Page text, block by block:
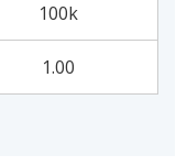
100k
1.00